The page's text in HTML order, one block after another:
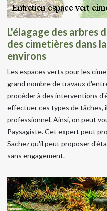
L'élagage des arbres
des cimetières dans
environs
Les espaces verts pour les
grand nombre de travaux
procéder à des interventions
effectuer ces types de tâches,
professionnel. Ainsi, on peut
Paysagiste. Cet expert peut
Sachez qu'il peut proposer
sans engagement.